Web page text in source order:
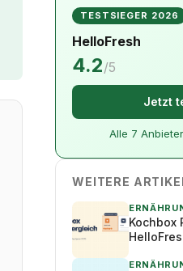
TESTSIEGER 2026
HelloFresh
4.2/5
Jetzt
Alle 7
WEITERE
Kochbox